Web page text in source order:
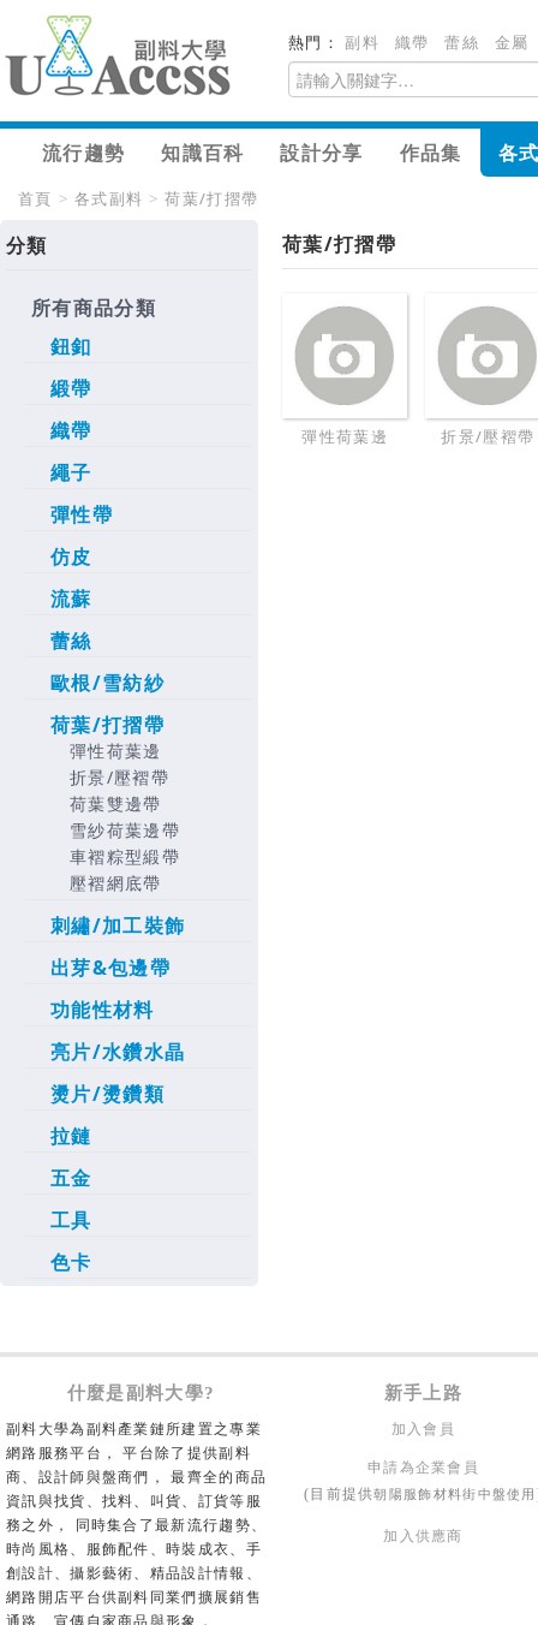
熱門：副料 織帶 蕾絲 金屬
流行趨勢 知識百科 設計分享 作品集 各
首頁 > 各式副料 > 荷葉/打摺帶
分類
所有商品分類
鈕釦
緞帶
織帶
繩子
彈性帶
仿皮
流蘇
蕾絲
歐根/雪紡紗
荷葉/打摺帶
彈性荷葉邊
折景/壓褶帶
荷葉雙邊帶
雪紗荷葉邊帶
車褶粽型緞帶
壓褶網底帶
刺繡/加工裝飾
出芽&包邊帶
功能性材料
亮片/水鑽水晶
燙片/燙鑽類
拉鏈
五金
工具
色卡
荷葉/打摺帶
彈性荷葉邊 折景/壓褶帶
什麼是副料大學? 新手上路
副料大學為副料產業鏈所建置之專業
網路服務平台， 平台除了提供副料
商、設計師與盤商們， 最齊全的商品
資訊與找貨、找料、叫貨、訂貨等服
務之外， 同時集合了最新流行趨勢、
時尚風格、服飾配件、時裝成衣、手
創設計、攝影藝術、精品設計情報、
網路開店平台供副料同業們擴展銷售
通路、宣傳自家商品與形象，
加入會員
申請為企業會員
(目前提供朝陽服飾材料街中盤使用
加入供應商